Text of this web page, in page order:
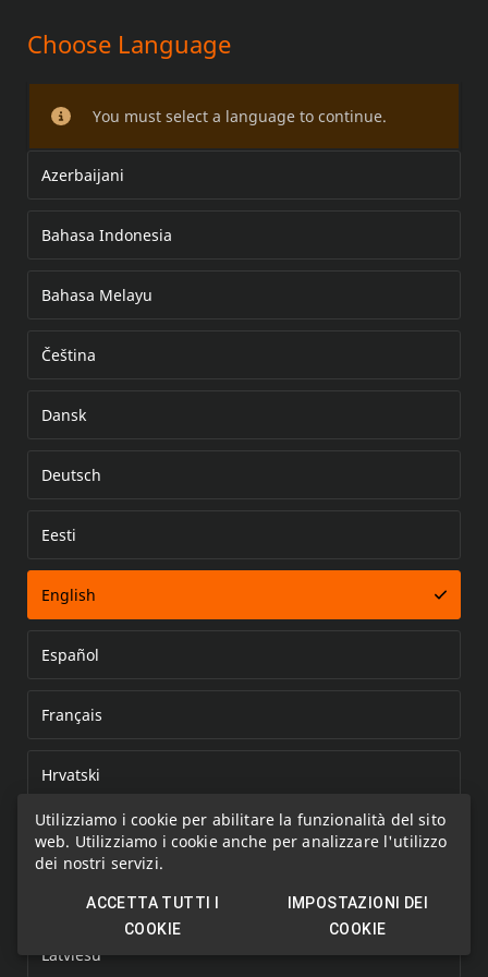
Utilizziamo i cookie per abilitare la funzionalità del sito
web. Utilizziamo i cookie anche per analizzare l'utilizzo
dei nostri servizi.
ACCETTA TUTTI I
COOKIE
IMPOSTAZIONI DEI
COOKIE
KIT RUOTA A RAGGI
Choose Language
You must select a language to continue.
Azerbaijani
Bahasa Indonesia
Bahasa Melayu
Čeština
Dansk
Deutsch
Eesti
English
Español
Français
Hrvatski
Italiano
Kazakh
Latviešu